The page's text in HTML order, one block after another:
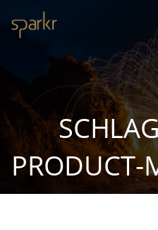
Inhalt
springen
Leadership
PRODUCT-